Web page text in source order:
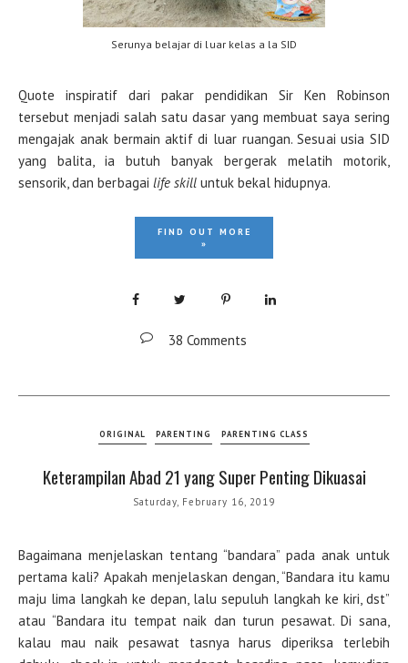
Serunya belajar di luar kelas a la SID
Quote inspiratif dari pakar pendidikan Sir Ken Robinson
tersebut menjadi salah satu dasar yang membuat saya sering
mengajak anak bermain aktif di luar ruangan. Sesuai usia SID
yang balita, ia butuh banyak bergerak melatih motorik,
sensorik, dan berbagai life skill untuk bekal hidupnya.
FIND OUT MORE
»
38 Comments
ORIGINAL PARENTING PARENTING CLASS
Keterampilan Abad 21 yang Super Penting Dikuasai
Saturday, February 16, 2019
Bagaimana menjelaskan tentang “bandara” pada anak untuk
pertama kali? Apakah menjelaskan dengan, “Bandara itu kamu
maju lima langkah ke depan, lalu sepuluh langkah ke kiri, dst”
atau “Bandara itu tempat naik dan turun pesawat. Di sana,
kalau mau naik pesawat tasnya harus diperiksa terlebih